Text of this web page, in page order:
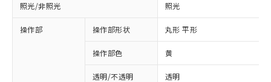
照光/非照光 照光
操作部 操作部形状 丸形 平形
操作部色 黄
透明/不透明 透明